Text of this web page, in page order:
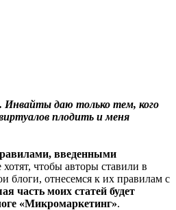
Инвайты даю только тем, кого
плодить и меня
введенными
хотят, чтобы авторы ставили в
блоги, отнесемся к их правилам с
часть моих статей будет
«Микромаркетинг».